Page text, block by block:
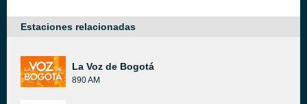
Estaciones relacionadas
La Voz de Bogotá
890 AM